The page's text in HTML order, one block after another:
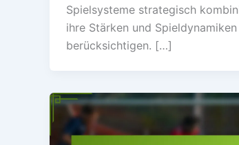
Spielsysteme strategisch
ihre Stärken und
berücksichtigen. […]